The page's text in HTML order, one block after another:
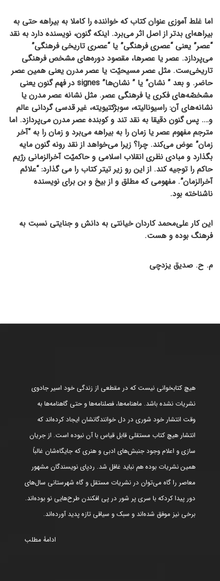
اما غلط آموزی عنوان کتاب که خواننده را کاملا به بیراهه حتی به
بیراهه‌ای بدتر از اصل اثر می‌برد. اینکه گنون، نویسنده دارد به نقد
“عصر” یعنی “عصری فرهنگی” یا “عصری تاریخی فرهنگی”
می‌پردازد. عصر یا عصرها، مقصود دوره‌های مشخص فرهنگی
تاریخی‌ست. مثل عصر مسیحیّت یا عصر مدرن یعنی همین عصر
حاضر. و بعد ” نشان” یا ” نشان‌ها” signes در فهم گنون یعنی
مشخصّه‌های فکری یا فرهنگی عصر. مثل نشانۀ عصر مدرن یا
نشانه‌های آن: راسیونالیته، سوبژکتیویته، غیر قدسی گردانی عالم
و…. پس گنون دقیقا به نقد تند و کوبندۀ عصر مدرن می‌پردازد. اما
مترجم مفهوم عصر یا زمان را به بیراهه می‌برد و زمان را به “آخر
زمان” عوض می‌کند. چرا؟ زیرا می‌خواهد از نقد رونه گنون مایه
بگذارد و مبادی نظری انقلاب اسلامی و حاکمیّت آخرالزمانی رژیم
حاکم را توجیه کند. از این رو زیر تیتر کتاب را می گذارد: “علائم
آخرالزمان”. مفهومی که مطلق و از بیخ و بن برای نویسنده
ناشناخته بود‌.
این کار علی‌محمد کاردان خیانتی به دانش و جنایتی نسبت به
فرهنگ بوده و هست.
م. ح. صدیق یزدچی
هیچ کتابخوانی نیست که در مقطعی از زندگی خود اسیر جادوی
نشریات نشده باشد. ماهنامه‌ها، فصلنامه‌ها و حتی گاهنامه‌ها به
وقت انتشار خود شوری در دل خوانندگانشان ایجاد کرده‌اند که
انتشار هیچ کتاب مستقلی قابل قیاس با آن نبوده است. از جریان
سازی و اعلام وجود جنبش‌های ادبی و هنری که جایگاه‌شان غالباً
همین نشریات بوده هم نباید غافل شد. ردپای نویسندگان مشهور
معاصر را گاه می‌توان در نشریات مستقل و گاه شهرستانی سال‌های
دور پیدا کردکه با سری پر شور در پی افکندن طرح‌هایی نو بوده‌اند.
برخی نیز موفق شده‌اند و سبک و سیاقی تازه پدید آورده‌اند.
ادامۀ مطلب